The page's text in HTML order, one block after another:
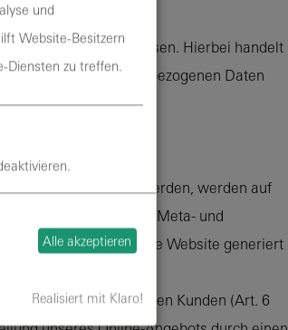
Dienstes geschlossen. Hierbei handelt
dieser die personenbezogenen Daten
verarbeitet.
Webseiten erfasst werden, werden auf
Kontaktanfragen, Meta- und
Daten, die über eine Website generiert
und bestehenden Kunden (Art. 6
und
Website-Besitzern
Diensten zu treffen.
Alle akzeptieren
Realisiert mit Klaro!